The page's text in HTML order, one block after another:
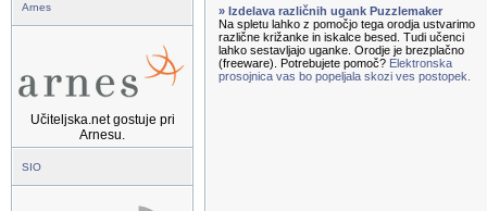
Arnes
Učiteljska.net gostuje pri
Arnesu.
SIO
» Izdelava različnih ugank Puzzlemaker
Na spletu lahko z pomočjo tega orodja ustvarimo
različne križanke in iskalce besed. Tudi učenci
lahko sestavljajo uganke. Orodje je brezplačno
(freeware). Potrebujete pomoč? Elektronska
prosojnica vas bo popeljala skozi ves postopek.